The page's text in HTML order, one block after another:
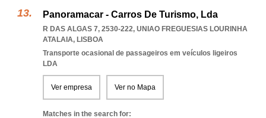
Panoramacar - Carros De Turismo, Lda
R DAS ALGAS 7, 2530-222, UNIAO FREGUESIAS LOURINHA
ATALAIA, LISBOA
Transporte ocasional de passageiros em veículos ligeiros
LDA
Ver empresa Ver no Mapa
Matches in the search for: